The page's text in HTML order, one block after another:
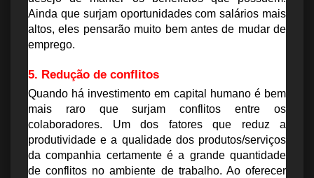
Ainda que surjam oportunidades com salários mais
altos, eles pensarão muito bem antes de mudar de
emprego.
5. Redução de conflitos
Quando há investimento em capital humano é bem
mais raro que surjam conflitos entre os
colaboradores. Um dos fatores que reduz a
produtividade e a qualidade dos produtos/serviços
da companhia certamente é a grande quantidade
de conflitos no ambiente de trabalho. Ao oferecer